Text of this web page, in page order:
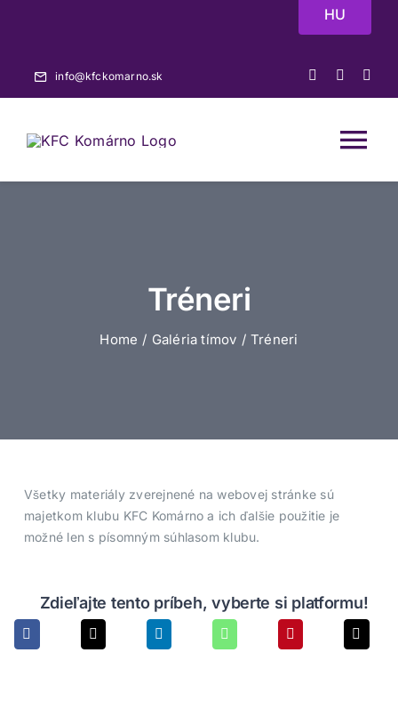
HU
info@kfckomarno.sk
Vstupenky
Médiá
Fanshop
Tréneri
Home Galéria tímov Tréneri
Všetky materiály zverejnené na webovej stránke sú
majetkom klubu KFC Komárno a ich ďalšie použitie je
možné len s písomným súhlasom klubu.
Zdieľajte tento príbeh, vyberte si platformu!